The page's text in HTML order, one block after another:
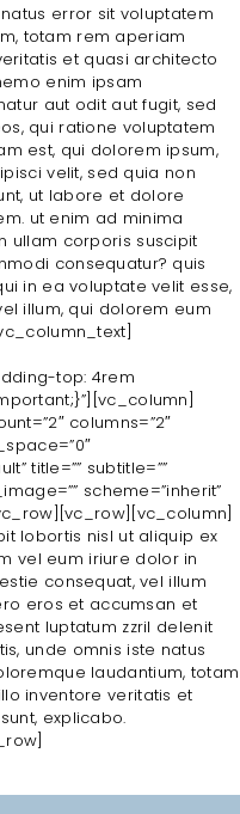
error sit voluptatem
totam rem aperiam
et quasi architecto
enim ipsam
aut odit aut fugit, sed
qui ratione voluptatem
est, qui dolorem ipsum,
velit, sed quia non
ut labore et dolore
ut enim ad minima
ullam corporis suscipit
consequatur? quis
in ea voluptate velit esse,
illum, qui dolorem eum
top: 4rem
columns=”2″
title=”” subtitle=””
scheme=”inherit”
lobortis nisl ut aliquip ex
vel eum iriure dolor in
consequat, vel illum
eros et accumsan et
luptatum zzril delenit
unde omnis iste natus
laudantium, totam
inventore veritatis et
explicabo.